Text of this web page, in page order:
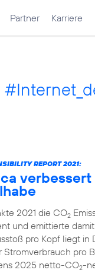
Partner Karriere
REPORT 2021:
2021 die CO2
und emittierte
pro Kopf liegt in
Stromverbrauch pro
2025 netto-CO2-